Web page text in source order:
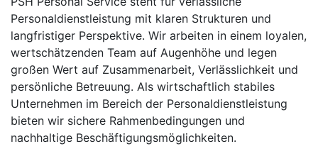
Personaldienstleistung mit klaren Strukturen und
langfristiger Perspektive. Wir arbeiten in einem loyalen,
wertschätzenden Team auf Augenhöhe und legen
großen Wert auf Zusammenarbeit, Verlässlichkeit und
persönliche Betreuung. Als wirtschaftlich stabiles
Unternehmen im Bereich der Personaldienstleistung
bieten wir sichere Rahmenbedingungen und
nachhaltige Beschäftigungsmöglichkeiten.